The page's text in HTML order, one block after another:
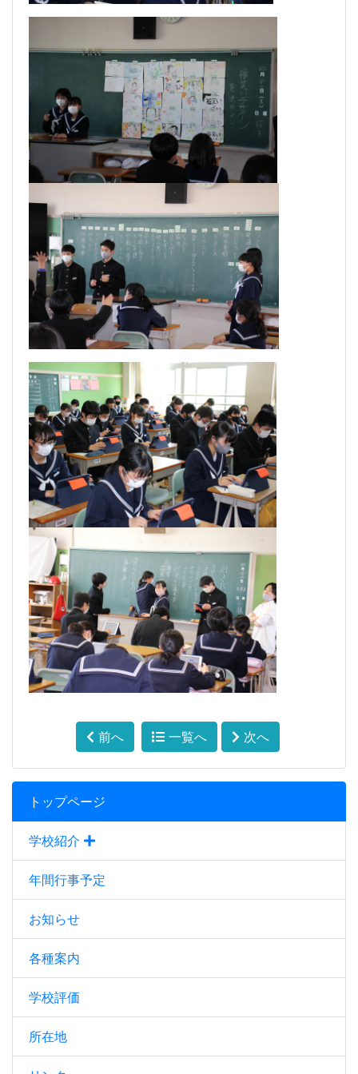
トップページ
学校紹介
年間行事予定
お知らせ
各種案内
学校評価
所在地
前へ 一覧へ 次へ